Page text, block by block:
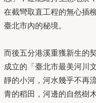
在截彎取直工程的無心插
臺北市內的秘境。
而後五分港溪重獲新生的
成立的「臺北市最美河川
靜的小河，河水幾乎不再
青的稻田，河邊的自然樹